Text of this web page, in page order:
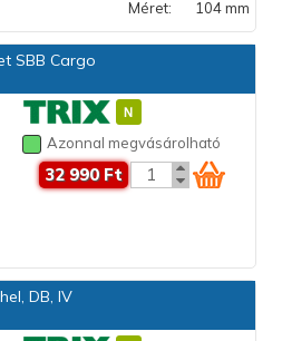
Méret: 104 mm
SBB Cargo
Azonnal megvásárolható
32 990 Ft
DB, IV